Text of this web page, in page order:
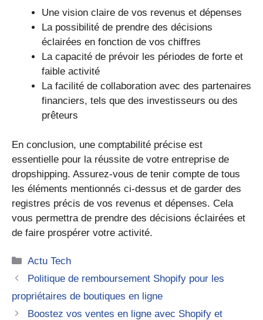
Une vision claire de vos revenus et dépenses
La possibilité de prendre des décisions
éclairées en fonction de vos chiffres
La capacité de prévoir les périodes de forte et
faible activité
La facilité de collaboration avec des partenaires
financiers, tels que des investisseurs ou des
prêteurs
En conclusion, une comptabilité précise est
essentielle pour la réussite de votre entreprise de
dropshipping. Assurez-vous de tenir compte de tous
les éléments mentionnés ci-dessus et de garder des
registres précis de vos revenus et dépenses. Cela
vous permettra de prendre des décisions éclairées et
de faire prospérer votre activité.
Catégories
Actu Tech
Politique de remboursement Shopify pour les
propriétaires de boutiques en ligne
Boostez vos ventes en ligne avec Shopify et